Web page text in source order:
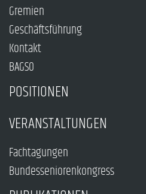
Gremien
Geschäftsführung
Kontakt
BAGSO
POSITIONEN
VERANSTALTUNGEN
Fachtagungen
Bundesseniorenkongress